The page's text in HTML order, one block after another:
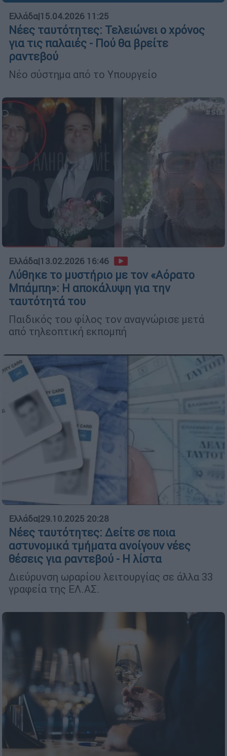
Ελλάδα|15.04.2026 11:25
Νέες ταυτότητες: Τελειώνει ο χρόνος
για τις παλαιές - Πού θα βρείτε
ραντεβού
Νέο σύστημα από το Υπουργείο
Ελλάδα|13.02.2026 16:46
Λύθηκε το μυστήριο με τον «Αόρατο
Μπάμπη»: Η αποκάλυψη για την
ταυτότητά του
Παιδικός του φίλος τον αναγνώρισε μετά
από τηλεοπτική εκπομπή
Ελλάδα|29.10.2025 20:28
Νέες ταυτότητες: Δείτε σε ποια
αστυνομικά τμήματα ανοίγουν νέες
θέσεις για ραντεβού - Η λίστα
Διεύρυνση ωραρίου λειτουργίας σε άλλα 33
γραφεία της ΕΛ.ΑΣ.